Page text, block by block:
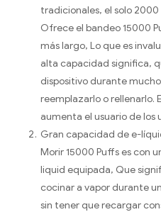
tradicionales, el solo 2000
Ofrece el bandeo 15000
más largo, Lo que es
alta capacidad significa,
dispositivo durante
reemplazarlo o rellenarlo.
aumenta el usuario de los
Gran capacidad de e-
Morir 15000 Puffs es con
liquid equipada, Que
cocinar a vapor durante
sin tener que recargar